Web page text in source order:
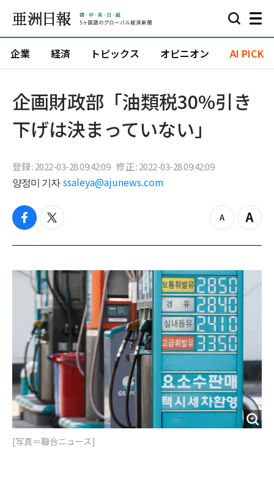
企業 経済 トピックス オピニオン AI PICK
企画財政部「油類税30%引き
下げは決まっていない」
登録 : 2022-03-28 09:42:09 修正 : 2022-03-28 09:42:09
양정미 기자 ssaleya@ajunews.com
f
c
b
o
t
i
t
r
z
o
o
u
t
Z
o
i
[写真＝聯合ニュース]